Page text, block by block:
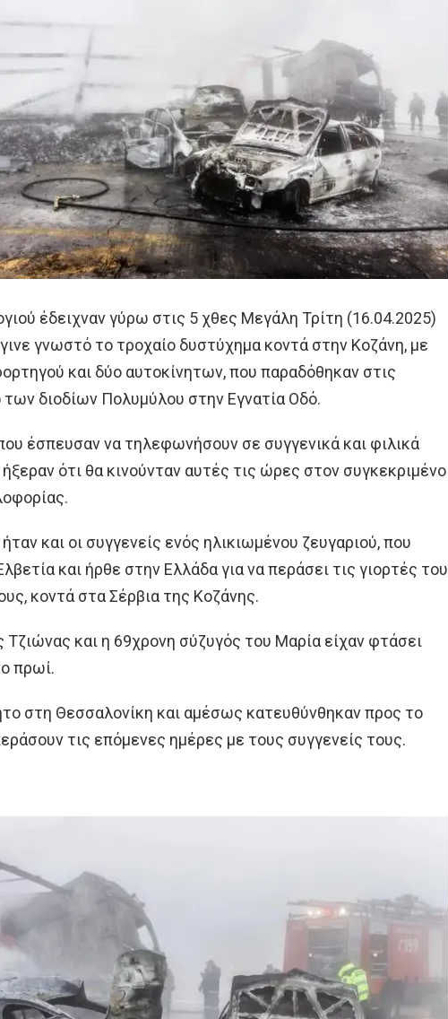
έδειχναν γύρω στις 5 χθες Μεγάλη Τρίτη (16.04.2025)
γνωστό το τροχαίο δυστύχημα κοντά στην Κοζάνη, με
και δύο αυτοκίνητων, που παραδόθηκαν στις
διοδίων Πολυμύλου στην Εγνατία Οδό.
έσπευσαν να τηλεφωνήσουν σε συγγενικά και φιλικά
ότι θα κινούνταν αυτές τις ώρες στον συγκεκριμένο
και οι συγγενείς ενός ηλικιωμένου ζευγαριού, που
και ήρθε στην Ελλάδα για να περάσει τις γιορτές του
κοντά στα Σέρβια της Κοζάνης.
και η 69χρονη σύζυγός του Μαρία είχαν φτάσει
πρωί.
στη Θεσσαλονίκη και αμέσως κατευθύνθηκαν προς το
τις επόμενες ημέρες με τους συγγενείς τους.